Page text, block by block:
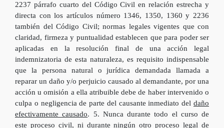
2237 párrafo cuarto del Código Civil en relación estrecha y
directa con los artículos número 1346, 1350, 1360 y 2236
también del Código Civil; normas legales vigentes que con
claridad, firmeza y puntualidad establecen que para poder ser
aplicadas en la resolución final de una acción legal
indemnizatoria de esta naturaleza, es requisito indispensable
que la persona natural o jurídica demandada llamada a
reparar un daño y/o perjuicio causado al demandante, por una
acción u omisión a ella atribuible debe de haber intervenido o
culpa o negligencia de parte del causante inmediato del daño
efectivamente causado. 5. Nunca durante todo el curso de
este proceso civil, ni durante ningún otro proceso legal de